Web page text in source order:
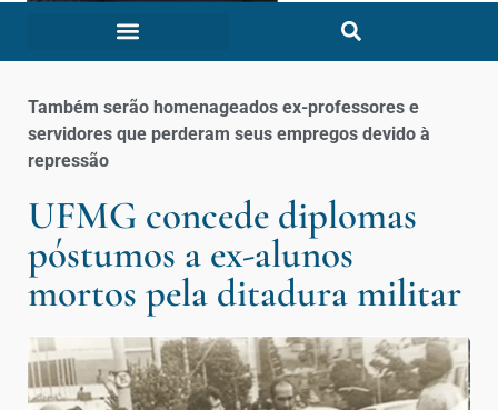
Também serão homenageados ex-professores e
servidores que perderam seus empregos devido à
repressão
UFMG concede diplomas
póstumos a ex-alunos
mortos pela ditadura militar